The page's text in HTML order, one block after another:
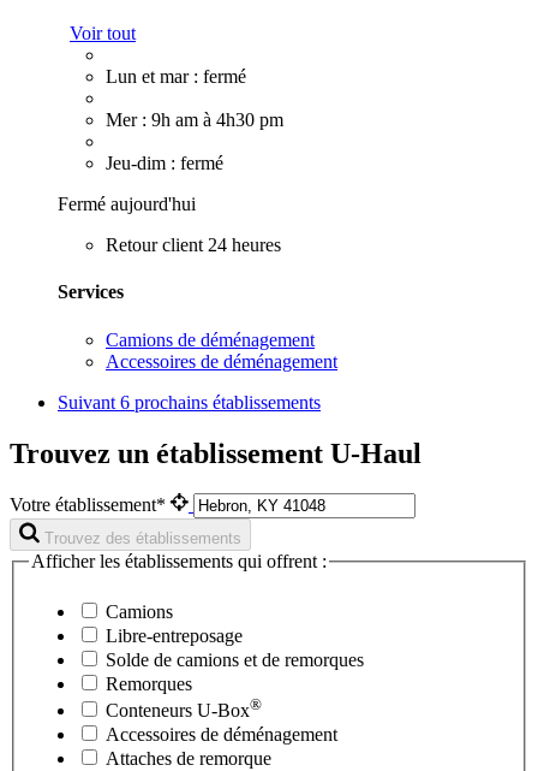
Voir tout
Lun et mar : fermé
Mer : 9h am à 4h30 pm
Jeu-dim : fermé
Fermé aujourd'hui
Retour client 24 heures
Services
Camions de déménagement
Accessoires de déménagement
Suivant 6 prochains établissements
Trouvez un établissement U-Haul
Votre établissement*
Trouvez des établissements
Afficher les établissements qui offrent :
Camions
Libre-entreposage
Solde de camions et de remorques
Remorques
Conteneurs U-Box®
Accessoires de déménagement
Attaches de remorque